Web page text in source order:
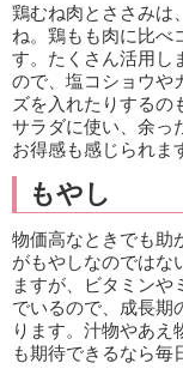
鶏むね肉とささみは
ね。鶏もも肉に比べ
す。たくさん活用し
ので、塩コショウや
ズを入れたりするの
サラダに使い、余っ
お得感も感じられま
もやし
物価高なときでも助
がもやしなのではな
ますが、ビタミンや
でいるので、成長期
ります。汁物やあえ
も期待できるなら毎